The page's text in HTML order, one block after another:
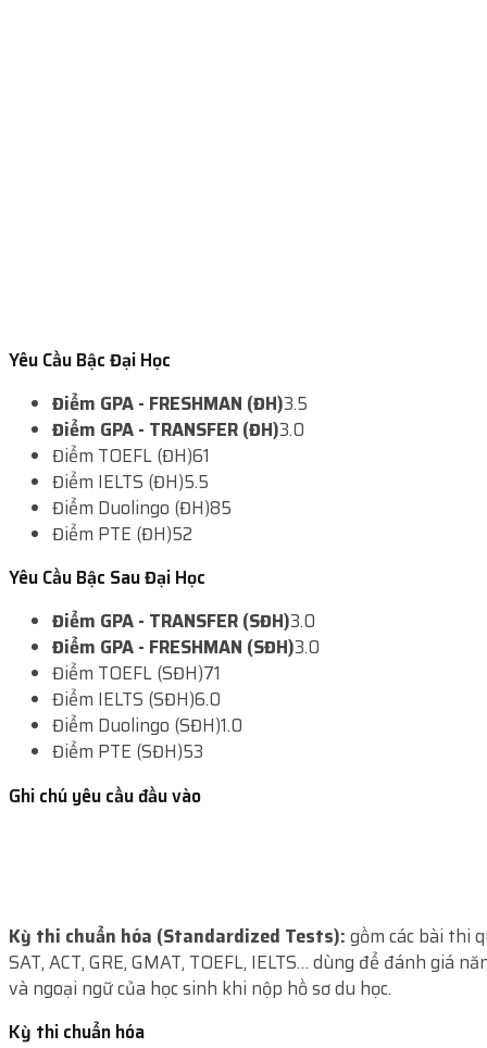
Kỳ thi chuẩn hóa (Standardized Tests): gồm các bài thi
SAT, ACT, GRE, GMAT, TOEFL, IELTS… dùng để đánh giá
và ngoại ngữ của học sinh khi nộp hồ sơ du học.
Kỳ thi chuẩn hóa
Yêu Cầu Bậc Đại Học
Điểm GPA - FRESHMAN (ĐH)3.5
Điểm GPA - TRANSFER (ĐH)3.0
Điểm TOEFL (ĐH)61
Điểm IELTS (ĐH)5.5
Điểm Duolingo (ĐH)85
Điểm PTE (ĐH)52
Yêu Cầu Bậc Sau Đại Học
Điểm GPA - TRANSFER (SĐH)3.0
Điểm GPA - FRESHMAN (SĐH)3.0
Điểm TOEFL (SĐH)71
Điểm IELTS (SĐH)6.0
Điểm Duolingo (SĐH)1.0
Điểm PTE (SĐH)53
Ghi chú yêu cầu đầu vào